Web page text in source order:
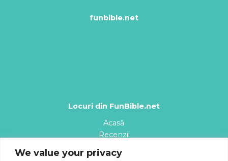
We value your privacy
funbible.net
Locuri din FunBible.net
Acasă
Recenzii
Desene animate